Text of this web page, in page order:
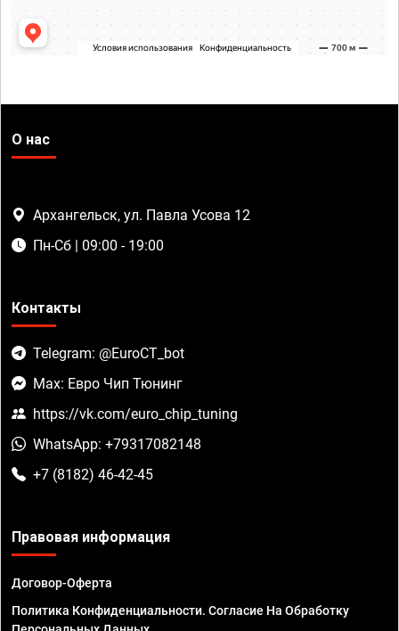
О нас
Архангельск, ул. Павла Усова 12
Пн-Сб | 09:00 - 19:00
Контакты
Telegram: @EuroCT_bot
Max: Евро Чип Тюнинг
https://vk.com/euro_chip_tuning
WhatsApp: +79317082148
+7 (8182) 46-42-45
Правовая информация
Договор-Оферта
Политика Конфиденциальности. Согласие На Обработку